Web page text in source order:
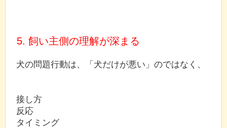
5. 飼い主側の理解が深まる
犬の問題行動は、「犬だけが悪い」のではなく、
接し方
反応
タイミング